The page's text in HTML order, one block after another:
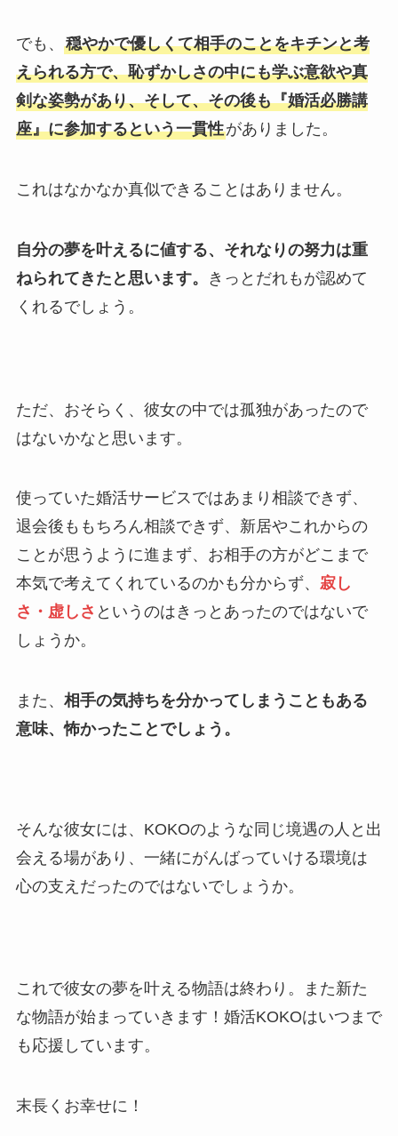
でも、 穏やかで優しくて相手のことをキチンと考
えられる方で、恥ずかしさの中にも学ぶ意欲や真
剣な姿勢があり、そして、その後も『婚活必勝講
座』に参加するという一貫性がありました。
これはなかなか真似できることはありません。
自分の夢を叶えるに値する、それなりの努力は重
ねられてきたと思います。
きっとだれもが認めて
くれるでしょう。
ただ、おそらく、彼女の中では孤独があったので
はないかなと思います。
使っていた婚活サービスではあまり相談できず、
退会後ももちろん相談できず、新居やこれからの
ことが思うように進まず、お相手の方がどこまで
本気で考えてくれているのかも分からず、 寂し
さ・虚しさ というのはきっとあったのではないで
しょうか。
また、 相手の気持ちを分かってしまうこともある
意味、怖かったことでしょう。
そんな彼女には、KOKOのような同じ境遇の人と出
会える場があり、一緒にがんばっていける環境は
心の支えだったのではないでしょうか。
これで彼女の夢を叶える物語は終わり。また新た
な物語が始まっていきます！婚活KOKOはいつまで
も応援しています。
末長くお幸せに！